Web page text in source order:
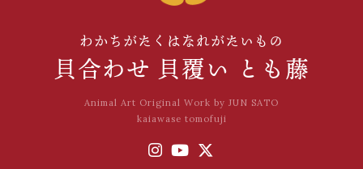
わかちがたくはなれがたいもの
貝合わせ 貝覆い とも藤
Animal Art Original Work by JUN SATO
kaiawase tomofuji